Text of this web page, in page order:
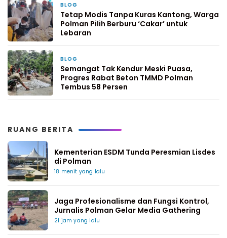
BLOG
Tetap Modis Tanpa Kuras Kantong, Warga
Polman Pilih Berburu ‘Cakar’ untuk
Lebaran
BLOG
Semangat Tak Kendur Meski Puasa,
Progres Rabat Beton TMMD Polman
Tembus 58 Persen
RUANG BERITA
Kementerian ESDM Tunda Peresmian Lisdes
di Polman
18 menit yang lalu
Jaga Profesionalisme dan Fungsi Kontrol,
Jurnalis Polman Gelar Media Gathering
21 jam yang lalu